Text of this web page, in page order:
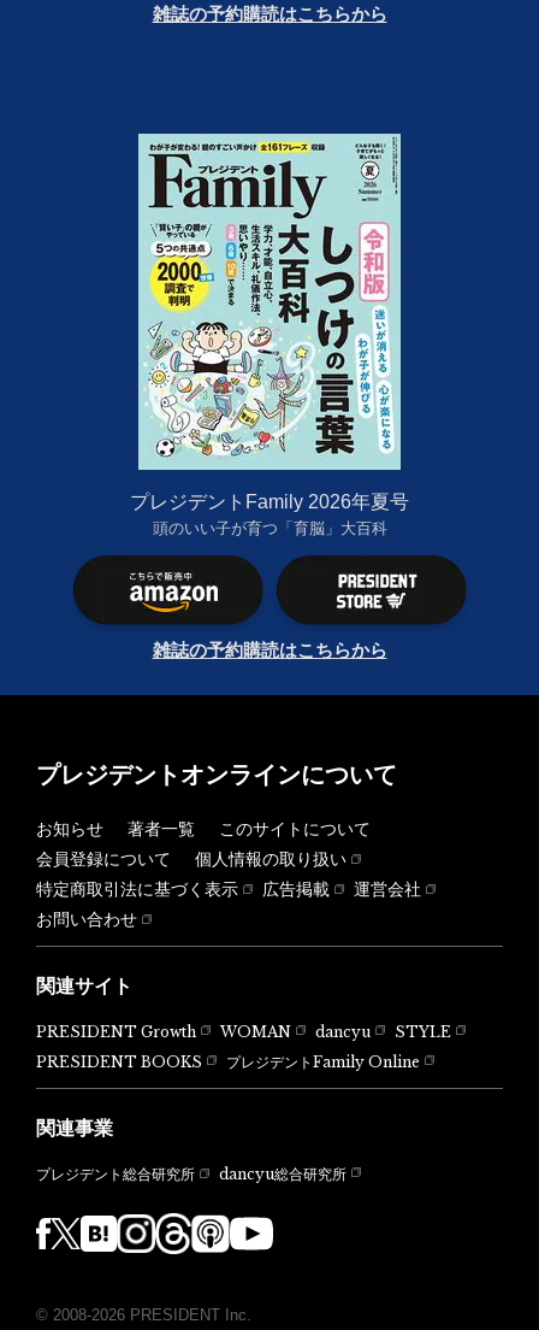
雑誌の予約購読はこちらから
プレジデントFamily 2026年夏号
頭のいい子が育つ「育脳」大百科
雑誌の予約購読はこちらから
プレジデントオンラインについて
お知らせ 著者一覧
このサイトについて
会員登録について
個人情報の取り扱い
特定商取引法に基づく表示
広告掲載
運営会社
お問い合わせ
関連サイト
PRESIDENT Growth WOMAN dancyu
STYLE
PRESIDENT BOOKS
プレジデントFamily Online
関連事業
プレジデント総合研究所 dancyu総合研究所
© 2008-2026 PRESIDENT Inc.